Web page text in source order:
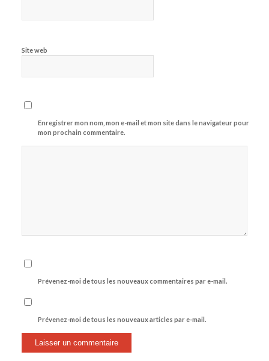
Site web
Enregistrer mon nom, mon e-mail et mon site dans le navigateur pour
mon prochain commentaire.
Prévenez-moi de tous les nouveaux commentaires par e-mail.
Prévenez-moi de tous les nouveaux articles par e-mail.